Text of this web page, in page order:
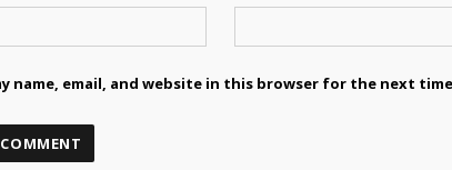
name, email, and website in this browser for the next